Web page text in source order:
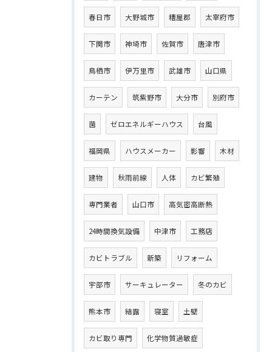
春日市 大野城市 糟屋郡 太宰府市
下関市 神埼市 佐賀市 唐津市
鳥栖市 伊万里市 武雄市 山口県
カーテン 筑紫野市 大分市 別府市
菌 ゼロエネルギーハウス 台風
福岡県 ハウスメーカー 影響 木材
建物 秋雨前線 人体 カビ繁殖
専門業者 山口市 高気密高断熱
24時間換気設備 中津市 工務店
カビトラブル 新築 リフォーム
宇部市 サーキュレーター 冬のカビ
熊本市 結露 寝室 土壁
カビ取り専門 化学物質過敏症